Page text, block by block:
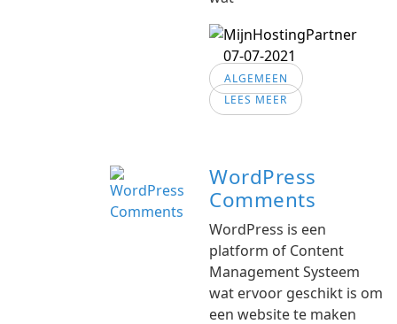
07-07-2021
ALGEMEEN
LEES MEER
WordPress
Comments
WordPress is een
platform of Content
Management Systeem
wat ervoor geschikt is om
een website te maken